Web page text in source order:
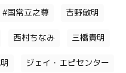
#国常立之尊 吉野敏明
西村ちなみ 三橋貴明
ジェイ・エピセンター